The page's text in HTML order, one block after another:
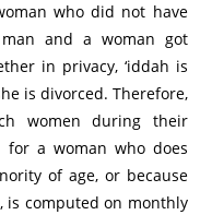
who did not have
and a woman got
in privacy, ‘iddah is
is divorced. Therefore,
women during their
for a woman who does
of age, or because
is computed on monthly